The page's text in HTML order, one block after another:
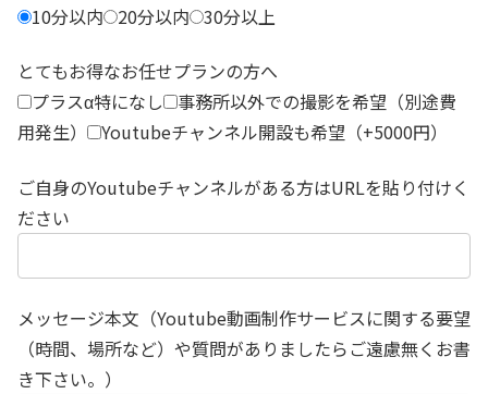
10分以内
20分以内 30分以上
とてもお得なお任せプランの方へ
プラスα特になし
事務所以外での撮影を希望（別途費
用発生）
Youtubeチャンネル開設も希望（+5000円）
ご自身のYoutubeチャンネルがある方はURLを貼り付けく
ださい
メッセージ本文（Youtube動画制作サービスに関する要望
（時間、場所など）や質問がありましたらご遠慮無くお書
き下さい。）